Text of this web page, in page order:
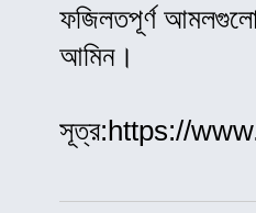
ফজিলতপূর্ণ
আমিন।
সূত্র:https://